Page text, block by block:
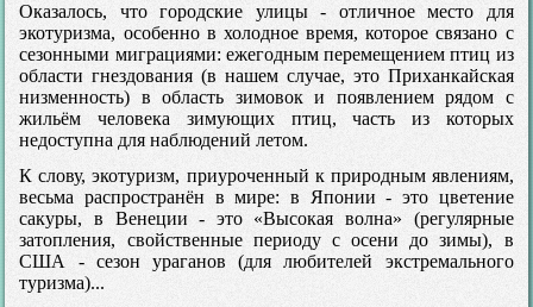
Оказалось, что городские улицы - отличное место для
экотуризма, особенно в холодное время, которое связано с
сезонными миграциями: ежегодным перемещением птиц из
области гнездования (в нашем случае, это Приханкайская
низменность) в область зимовок и появлением рядом с
жильём человека зимующих птиц, часть из которых
недоступна для наблюдений летом.
К слову, экотуризм, приуроченный к природным явлениям,
весьма распространён в мире: в Японии - это цветение
сакуры, в Венеции - это «Высокая волна» (регулярные
затопления, свойственные периоду с осени до зимы), в
США - сезон ураганов (для любителей экстремального
туризма)...